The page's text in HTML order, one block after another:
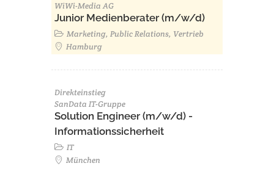
WiWi-Media AG
Junior Medienberater (m/w/d)
Marketing, Public Relations, Vertrieb
Hamburg
Direkteinstieg
SanData IT-Gruppe
Solution Engineer (m/w/d) -
Informationssicherheit
IT
München